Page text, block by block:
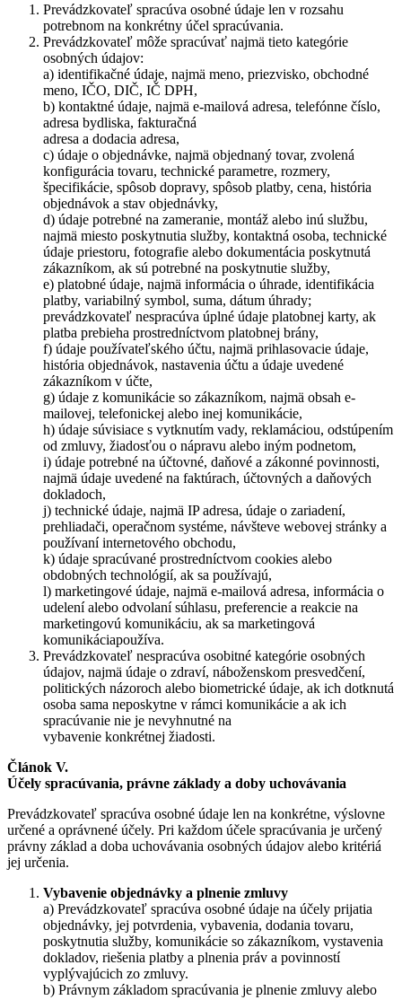
Prevádzkovateľ spracúva osobné údaje len v rozsahu
potrebnom na konkrétny účel spracúvania.
Prevádzkovateľ môže spracúvať najmä tieto kategórie
osobných údajov:
a) identifikačné údaje, najmä meno, priezvisko, obchodné
meno, IČO, DIČ, IČ DPH,
b) kontaktné údaje, najmä e-mailová adresa, telefónne číslo,
adresa bydliska, fakturačná
adresa a dodacia adresa,
c) údaje o objednávke, najmä objednaný tovar, zvolená
konfigurácia tovaru, technické parametre, rozmery,
špecifikácie, spôsob dopravy, spôsob platby, cena, história
objednávok a stav objednávky,
d) údaje potrebné na zameranie, montáž alebo inú službu,
najmä miesto poskytnutia služby, kontaktná osoba, technické
údaje priestoru, fotografie alebo dokumentácia poskytnutá
zákazníkom, ak sú potrebné na poskytnutie služby,
e) platobné údaje, najmä informácia o úhrade, identifikácia
platby, variabilný symbol, suma, dátum úhrady;
prevádzkovateľ nespracúva úplné údaje platobnej karty, ak
platba prebieha prostredníctvom platobnej brány,
f) údaje používateľského účtu, najmä prihlasovacie údaje,
história objednávok, nastavenia účtu a údaje uvedené
zákazníkom v účte,
g) údaje z komunikácie so zákazníkom, najmä obsah e-
mailovej, telefonickej alebo inej komunikácie,
h) údaje súvisiace s vytknutím vady, reklamáciou, odstúpením
od zmluvy, žiadosťou o nápravu alebo iným podnetom,
i) údaje potrebné na účtovné, daňové a zákonné povinnosti,
najmä údaje uvedené na faktúrach, účtovných a daňových
dokladoch,
j) technické údaje, najmä IP adresa, údaje o zariadení,
prehliadači, operačnom systéme, návšteve webovej stránky a
používaní internetového obchodu,
k) údaje spracúvané prostredníctvom cookies alebo
obdobných technológií, ak sa používajú,
l) marketingové údaje, najmä e-mailová adresa, informácia o
udelení alebo odvolaní súhlasu, preferencie a reakcie na
marketingovú komunikáciu, ak sa marketingová
komunikáciapoužíva.
Prevádzkovateľ nespracúva osobitné kategórie osobných
údajov, najmä údaje o zdraví, náboženskom presvedčení,
politických názoroch alebo biometrické údaje, ak ich dotknutá
osoba sama neposkytne v rámci komunikácie a ak ich
spracúvanie nie je nevyhnutné na
vybavenie konkrétnej žiadosti.
Článok V.
Účely spracúvania, právne základy a doby uchovávania
Prevádzkovateľ spracúva osobné údaje len na konkrétne, výslovne
určené a oprávnené účely. Pri každom účele spracúvania je určený
právny základ a doba uchovávania osobných údajov alebo kritériá
jej určenia.
Vybavenie objednávky a plnenie zmluvy
a) Prevádzkovateľ spracúva osobné údaje na účely prijatia
objednávky, jej potvrdenia, vybavenia, dodania tovaru,
poskytnutia služby, komunikácie so zákazníkom, vystavenia
dokladov, riešenia platby a plnenia práv a povinností
vyplývajúcich zo zmluvy.
b) Právnym základom spracúvania je plnenie zmluvy alebo